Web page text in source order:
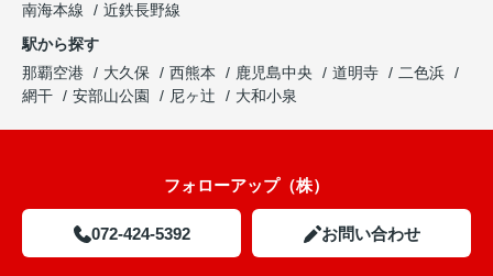
南海本線
近鉄長野線
駅から探す
那覇空港
大久保 西熊本 鹿児島中央 道明寺
二色浜
網干
安部山公園 尼ヶ辻 大和小泉
フォローアップ（株）
072-424-5392 お問い合わせ